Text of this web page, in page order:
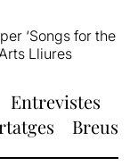
‘Songs for the
Lliures
Entrevistes
Breus